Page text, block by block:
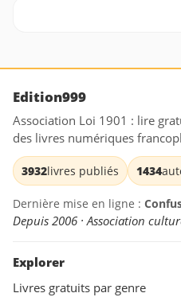
Edition999
Association Loi 1901 : lire
des livres numériques
3932livres publiés 1434
Dernière mise en ligne :
Depuis 2006 · Association
Explorer
Livres gratuits par genre